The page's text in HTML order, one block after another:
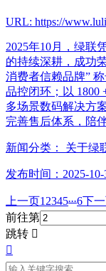
URL: https://
2025年10月，绿联
的持续深耕，成功
消费者信赖品牌”
品控闭环；以 1800
多场景数码解决方
完善售后体系，陪
新闻分类： 关于绿
发布时间：2025-10-
上一页1 2345...6下
前往第
跳转 
